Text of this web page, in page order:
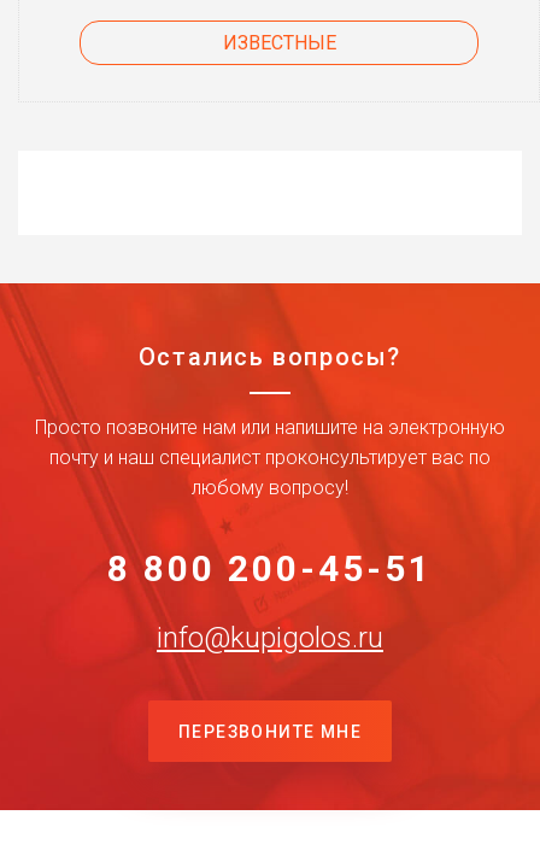
ИЗВЕСТНЫЕ
Остались вопросы?
Просто позвоните нам или напишите на электронную
почту и наш специалист проконсультирует вас по
любому вопросу!
8 800 200-45-51
info@kupigolos.ru
ПЕРЕЗВОНИТЕ МНЕ